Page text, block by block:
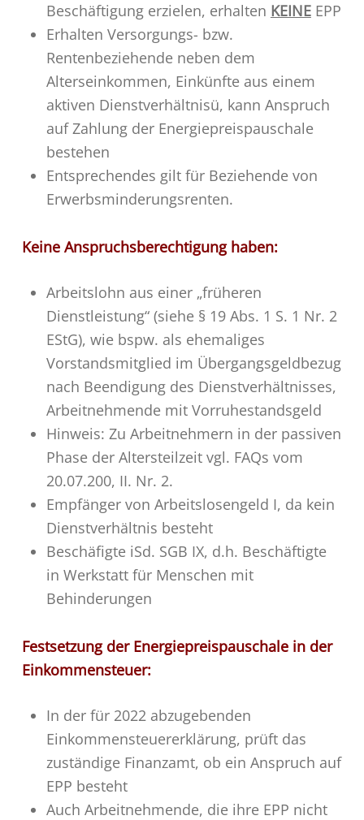
Beschäftigung erzielen, erhalten KEINEEPP
Erhalten Versorgungs- bzw.
Rentenbeziehende neben dem
Alterseinkommen, Einkünfte aus einem
aktiven Dienstverhältnisü, kann Anspruch
auf Zahlung der Energiepreispauschale
bestehen
Entsprechendes gilt für Beziehende von
Erwerbsminderungsrenten.
Keine Anspruchsberechtigung haben:
Arbeitslohn aus einer „früheren
Dienstleistung“ (siehe § 19 Abs. 1 S. 1 Nr. 2
EStG), wie bspw. als ehemaliges
Vorstandsmitglied im Übergangsgeldbezug
nach Beendigung des Dienstverhältnisses,
Arbeitnehmende mit Vorruhestandsgeld
Hinweis: Zu Arbeitnehmern in der passiven
Phase der Altersteilzeit vgl. FAQs vom
20.07.200, II. Nr. 2.
Empfänger von Arbeitslosengeld I, da kein
Dienstverhältnis besteht
Beschäfigte iSd. SGB IX, d.h. Beschäftigte
in Werkstatt für Menschen mit
Behinderungen
Festsetzung der Energiepreispauschale in der
Einkommensteuer:
In der für 2022 abzugebenden
Einkommensteuererklärung, prüft das
zuständige Finanzamt, ob ein Anspruch auf
EPP besteht
Auch Arbeitnehmende, die ihre EPP nicht